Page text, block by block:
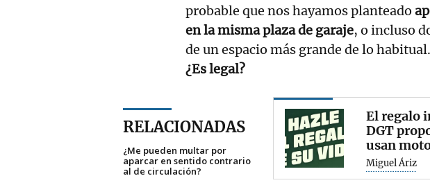
probable que nos hayamos planteado
en la misma plaza de garaje, o incluso
de un espacio más grande de lo
¿Es legal?
RELACIONADAS
¿Me pueden multar por
aparcar en sentido contrario
al de circulación?
El regalo
DGT
usan
Miguel Áriz